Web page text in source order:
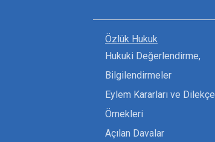
Özlük Hukuk
Hukuki Değerlendirme,
Bilgilendirmeler
Eylem Kararları ve Dilekçe
Örnekleri
Açılan Davalar